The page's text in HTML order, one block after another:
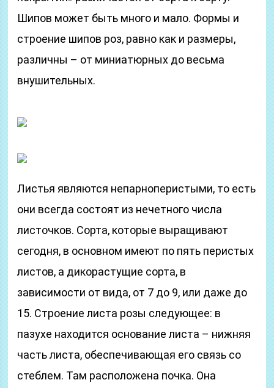
Шипов может быть много и мало. Формы и
строение шипов роз, равно как и размеры,
различны – от миниатюрных до весьма
внушительных.
Листья являются непарноперистыми, то есть
они всегда состоят из нечетного числа
листочков. Сорта, которые выращивают
сегодня, в основном имеют по пять перистых
листов, а дикорастущие сорта, в
зависимости от вида, от 7 до 9, или даже до
15. Строение листа розы следующее: в
пазухе находится основание листа – нижняя
часть листа, обеспечивающая его связь со
стеблем. Там расположена почка. Она